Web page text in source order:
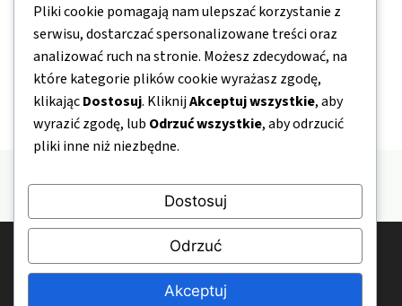
O nas
Kontakt
Mapa strony
Polityka prywatności
© 2026 HomeAndHealth.pl
Polityka prywatności
Kontakt
Pliki cookie pomagają nam ulepszać korzystanie z
serwisu, dostarczać spersonalizowane treści oraz
analizować ruch na stronie. Możesz zdecydować, na
które kategorie plików cookie wyrażasz zgodę,
klikającDostosuj. KliknijAkceptuj wszystkie, aby
wyrazić zgodę, lub Odrzuć wszystkie, aby odrzucić
pliki inne niż niezbędne.
Dostosuj
Odrzuć
Akceptuj